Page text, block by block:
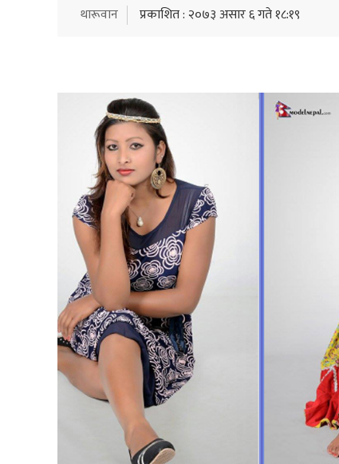
थारूवान प्रकाशित : २०७३ असार ६ गते १८:१९